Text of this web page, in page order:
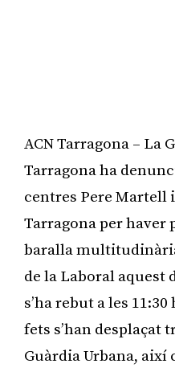
ACN Tarragona – La
Tarragona ha
centres Pere Martell i
Tarragona per haver
baralla
de la Laboral aquest
s’ha rebut a les
fets s’han desplaçat
Guàrdia Urbana, així